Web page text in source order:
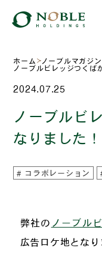
ホーム ノーブルマガジン
ノーブルビレッジつくば
2024.07.25
ノーブルビ
なりました！
コラボレーション
弊社の ノーブル
広告ロケ地となり